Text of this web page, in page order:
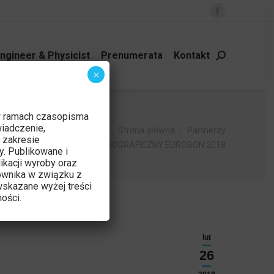
Facebook
opens
& Physicist Prenumerata Kontakt Szukaj:
KONGRES ULTRASONOGRAFICZNY EUROSON 2018
lut
26
czasopisma
zakresie
Publikowane i
wyroby oraz
w związku z
wyżej treści
×